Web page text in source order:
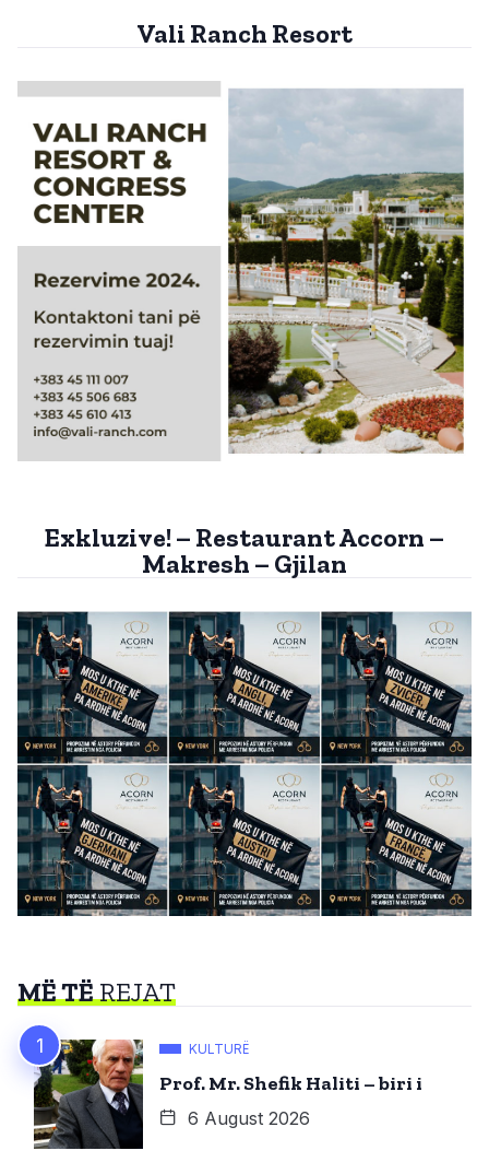
Vali Ranch Resort
Exkluzive! – Restaurant Accorn –
Makresh – Gjilan
MË TËREJAT
KULTURË
Prof. Mr. Shefik Haliti – biri i
6 August 2026